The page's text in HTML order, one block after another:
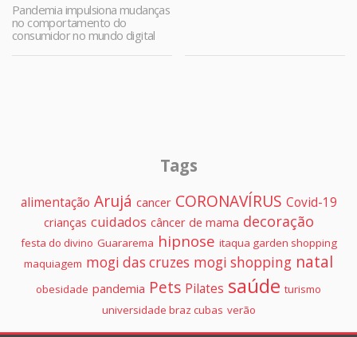
Pandemia impulsiona mudanças
no comportamento do
consumidor no mundo digital
Tags
alimentação Arujá cancer CORONAVÍRUS Covid-19
crianças cuidados câncer de mama decoração
festa do divino Guararema hipnose itaqua garden shopping
maquiagem mogi das cruzes mogi shopping natal
obesidade pandemia Pets Pilates saúde turismo
universidade braz cubas verão